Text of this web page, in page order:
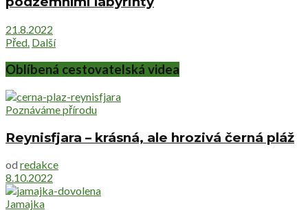
21.8.2022
Před. Další
Oblíbená cestovatelská videa
Poznáváme přírodu
Reynisfjara – krásná, ale hrozivá černá pláž
od redakce
8.10.2022
Jamajka